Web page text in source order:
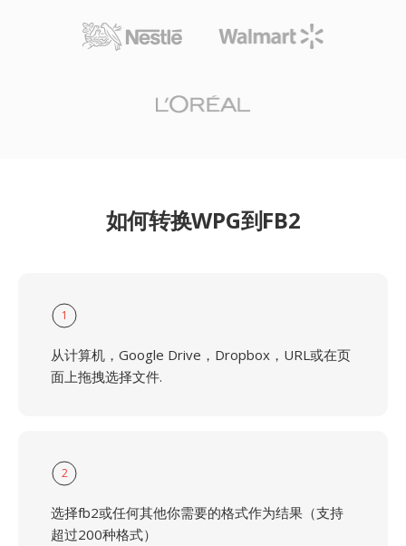
如何转换WPG到FB2
1
从计算机，Google Drive，Dropbox，URL或在页
面上拖拽选择文件.
2
选择fb2或任何其他你需要的格式作为结果（支持
超过200种格式）